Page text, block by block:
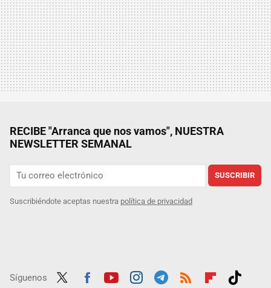
RECIBE "Arranca que nos vamos", NUESTRA
NEWSLETTER SEMANAL
SUSCRIBIR
Suscribiéndote aceptas nuestra política de privacidad
Síguenos